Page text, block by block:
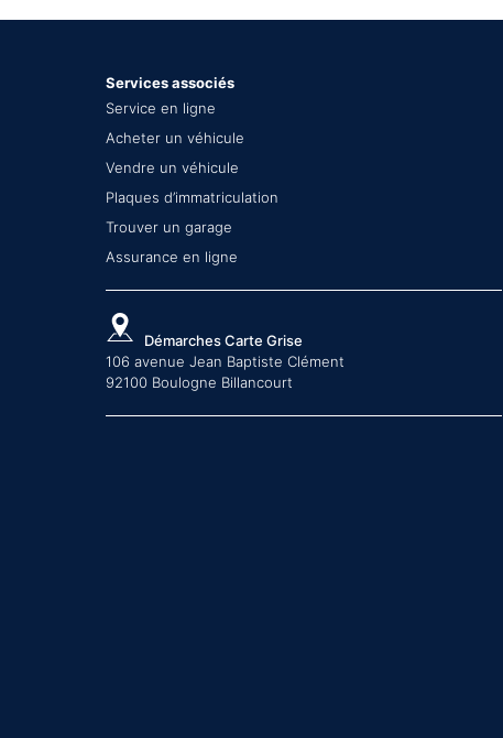
Services associés
Service en ligne
Acheter un véhicule
Vendre un véhicule
Plaques d’immatriculation
Trouver un garage
Assurance en ligne
Démarches Carte Grise
106 avenue Jean Baptiste Clément
92100 Boulogne Billancourt